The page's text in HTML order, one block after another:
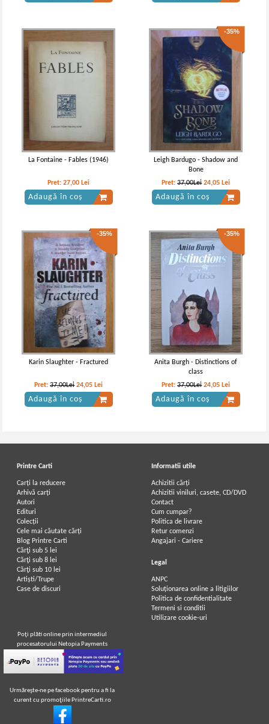
La Fontaine - Fables (1946)
Pret:27,00 Lei
Adaugă în coș
-35%
Leigh Bardugo - Shadow and
Bone
Pret:37,00Lei 24,05 Lei
Adaugă în coș
-35%
Karin Slaughter - Fractured
Pret:37,00Lei 24,05 Lei
Adaugă în coș
-35%
Anita Burgh - Distinctions of
class
Pret:37,00Lei 24,05 Lei
Adaugă în coș
Printre Carti
Carți la reducere
Arhivă carți
Autori
Edituri
Colecții
Cele mai căutate cărți
Blog Printre Carti
Cărţi sub 5 lei
Cărţi sub 8 lei
Cărţi sub 10 lei
Artiști/Trupe
Case de discuri
Informatii utile
Achizitii cărți
Achizitii viniluri, casete, CD/DVD
Contact
Cum cumpar?
Politica de livrare
Retur comenzi
Angajari - Cariere
Legal
ANPC
Soluționarea online a litigiilor
Politica de confidentialitate
Termeni si conditii
Utilizare cookie-uri
Poţi plăti online prin intermediul
procesatorului Netopia Payments
Urmăreşte-ne pe facebook pentru a fi la
curent cu promoţiile PrintreCarti.ro